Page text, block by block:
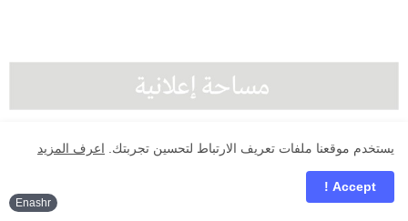
يستخدم موقعنا ملفات تعريف الارتباط لتحسين تجربتك. اعرف المزيد
Accept !
Enashr